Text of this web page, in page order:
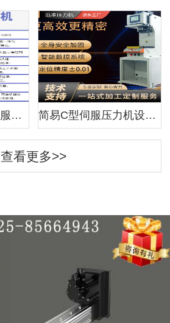
100KG-30吨推力伺服压装机 精密高效伺服压力机 伺服压机 简易C型伺服压力机设备 迅准伺服压装系统 标准伺服压机厂家
查看更多>>